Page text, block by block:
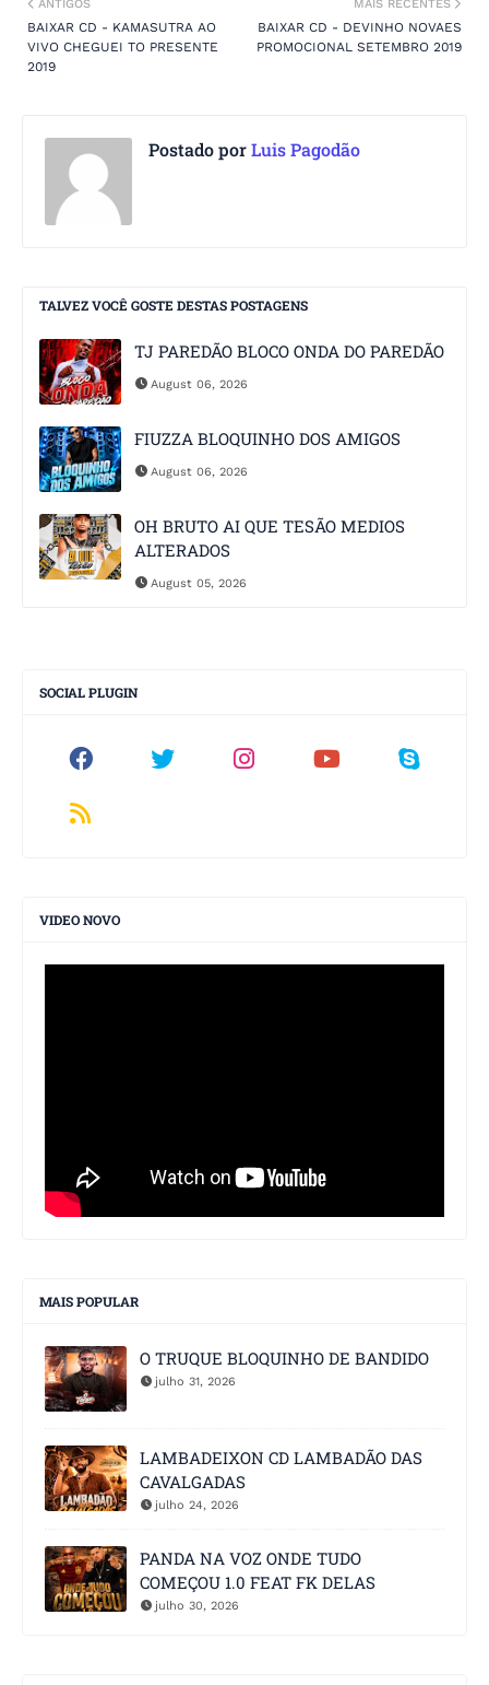
MAIS RECENTES
BAIXAR CD - DEVINHO NOVAES
PROMOCIONAL SETEMBRO 2019
ANTIGOS
BAIXAR CD - KAMASUTRA AO
VIVO CHEGUEI TO PRESENTE
2019
Postado porLuis Pagodão
TALVEZ VOCÊ GOSTE DESTAS POSTAGENS
TJ PAREDÃO BLOCO ONDA DO PAREDÃO
August 06, 2026
FIUZZA BLOQUINHO DOS AMIGOS
August 06, 2026
OH BRUTO AI QUE TESÃO MEDIOS
ALTERADOS
August 05, 2026
SOCIAL PLUGIN
VIDEO NOVO
MAIS POPULAR
O TRUQUE BLOQUINHO DE BANDIDO
julho 31, 2026
LAMBADEIXON CD LAMBADÃO DAS
CAVALGADAS
julho 24, 2026
PANDA NA VOZ ONDE TUDO
COMEÇOU 1.0 FEAT FK DELAS
julho 30, 2026